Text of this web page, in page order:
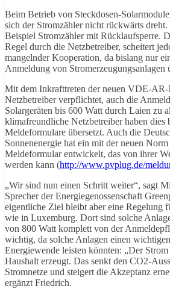
Beim Betrieb von Steckdosen-
sich der Stromzähler nicht rückwärts
Beispiel Stromzähler mit Rücklaufsperre.
Regel durch die Netzbetreiber, scheitert
mangelnder Kooperation, da bislang nur
Anmeldung von Stromerzeugungsanlagen
Mit dem Inkrafttreten der neuen VDE-
Netzbetreiber verpflichtet, auch die
Solargeräten bis 600 Watt durch Laien zu
klimafreundliche Netzbetreiber haben dies
Meldeformulare übersetzt. Auch die
Sonnenenergie hat ein mit der neuen
Meldeformular entwickelt, das von ihrer
werden kann (http://www.pvplug.de/
„Wir sind nun einen Schritt weiter“, sagt
Sprecher der Energiegenossenschaft
eigentliche Ziel bleibt aber eine Regelung
wie in Luxemburg. Dort sind solche
von 800 Watt komplett von der
wichtig, da solche Anlagen einen
Energiewende leisten könnten: „Der
Haushalt erzeugt. Das senkt den CO2-
Stromnetze und steigert die Akzeptanz
ergänzt Friedrich.